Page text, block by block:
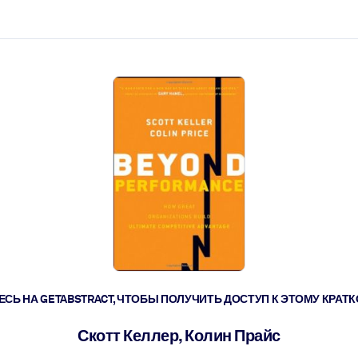
НА GETABSTRACT, ЧТОБЫ ПОЛУЧИТЬ ДОСТУП К ЭТОМУ
Скотт Келлер, Колин Прайс